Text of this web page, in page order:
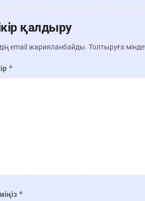
қалдыру
email жарияланбайды. Толтыруға
*
*